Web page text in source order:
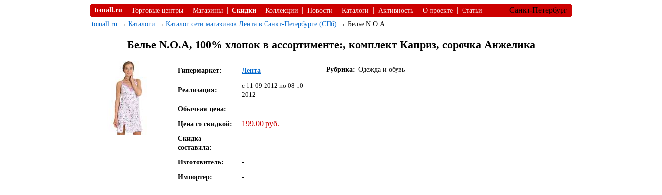
tomall.ru Торговые центры Магазины Скидки Коллекции Новости Каталоги Активность О проекте Статьи Санкт-Петербург
tomall.ru → Каталоги → Каталог сети магазинов Лента в Санкт-Петербурге (СПб) → Белье N.O.A
Белье N.O.A, 100% хлопок в ассортименте:, комплект Каприз, сорочка Анжелика
Гипермаркет: Лента
Реализация:
c 11-09-2012 по 08-10-
2012
Обычная цена:
Цена со скидкой:
199.00 руб.
Скидка
составила:
Изготовитель:
-
Импортер:
-
Рубрика: Одежда и обувь